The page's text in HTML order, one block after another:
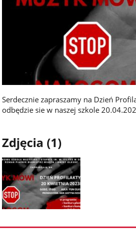
Serdecznie zapraszamy na Dzień
odbędzie sie w naszej szkole
Zdjęcia (1)